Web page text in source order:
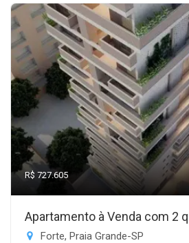
R$ 727.605
Apartamento à Venda com 2
Forte, Praia Grande-SP